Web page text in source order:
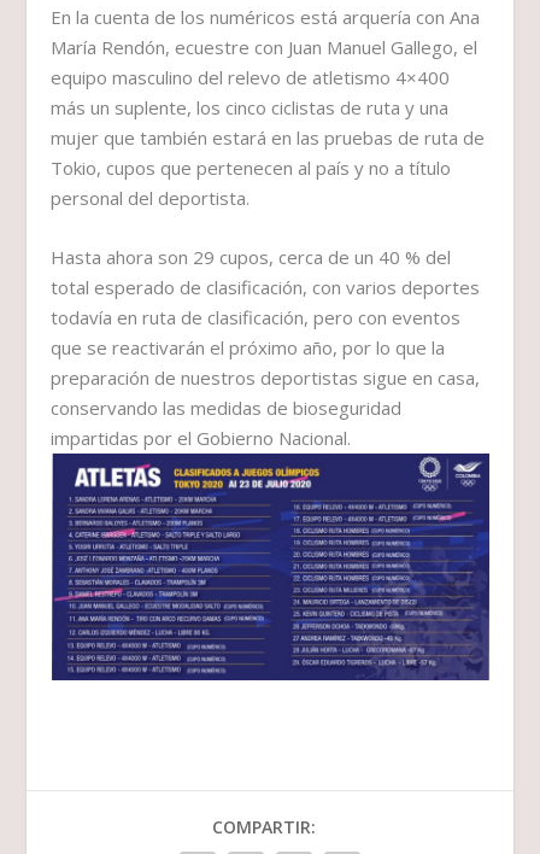
­En la cuenta de los numéricos está arquería con Ana
María Rendón, ecuestre con Juan Manuel Gallego, el
equipo masculino del relevo de atletismo 4×400
más un suplente, los cinco ciclistas de ruta y una
mujer que también estará en las pruebas de ruta de
Tokio, cupos que pertenecen al país y no a título
personal del deportista.
Hasta ahora son 29 cupos, cerca de un 40 % del
total esperado de clasificación, con varios deportes
todavía en ruta de clasificación, pero con eventos
que se reactivarán el próximo año, por lo que la
preparación de nuestros deportistas sigue en casa,
conservando las medidas de bioseguridad
impartidas por el Gobierno Nacional.
COMPARTIR: